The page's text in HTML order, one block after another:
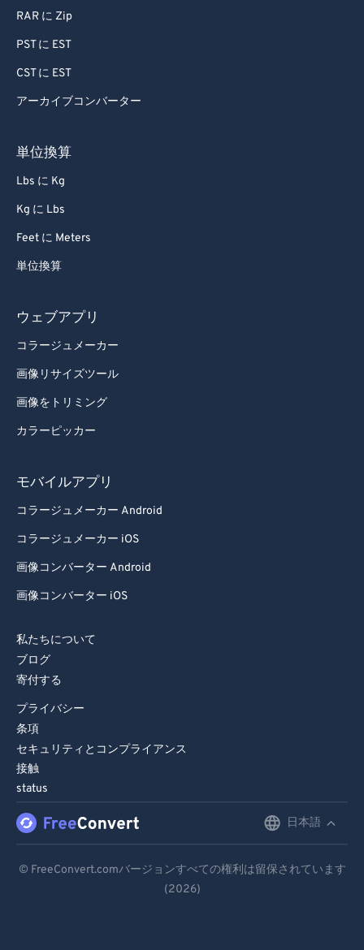
RAR に Zip
PST に EST
CST に EST
アーカイブコンバーター
単位換算
Lbs に Kg
Kg に Lbs
Feet に Meters
単位換算
ウェブアプリ
コラージュメーカー
画像リサイズツール
画像をトリミング
カラーピッカー
モバイルアプリ
コラージュメーカー Android
コラージュメーカー iOS
画像コンバーター Android
画像コンバーター iOS
私たちについて
ブログ
寄付する
プライバシー
条項
セキュリティとコンプライアンス
接触
status
日本語
Español
© FreeConvert.comバージョンすべての権利は留保されています
(2026)